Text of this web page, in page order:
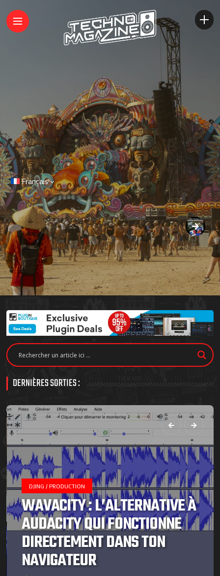
Français
DERNIÈRES SORTIES :
DJING / PRODUCTION
WAVACITY : L’ALTERNATIVE À
AUDACITY QUI FONCTIONNE
DIRECTEMENT DANS TON
NAVIGATEUR